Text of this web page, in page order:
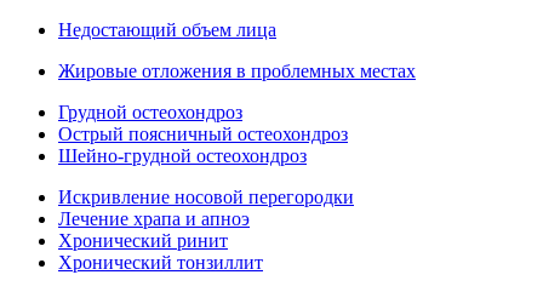
Недостающий объем лица
Жировые отложения в проблемных местах
Грудной остеохондроз
Острый поясничный остеохондроз
Шейно-грудной остеохондроз
Искривление носовой перегородки
Лечение храпа и апноэ
Хронический ринит
Хронический тонзиллит